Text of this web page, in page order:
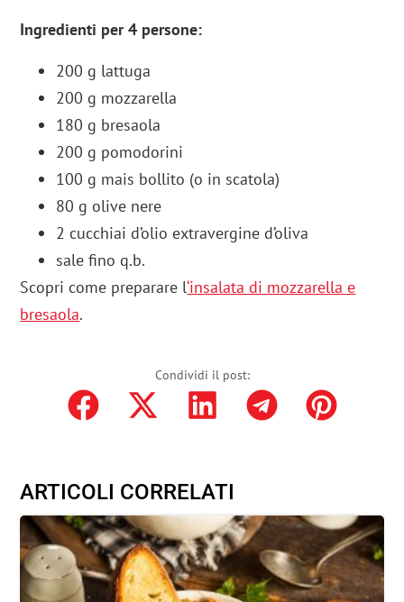
Ingredienti per 4 persone:
200 g lattuga
200 g mozzarella
180 g bresaola
200 g pomodorini
100 g mais bollito (o in scatola)
80 g olive nere
2 cucchiai d’olio extravergine d’oliva
sale fino q.b.
Scopri come preparare l‘insalata di mozzarella e
bresaola.
Condividi il post:
ARTICOLI CORRELATI